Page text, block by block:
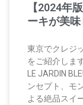
【2024年
ーキが美
東京でクレジ
をご紹介しま
LE JARDIN
ンセプト、モ
よる絶品スイ